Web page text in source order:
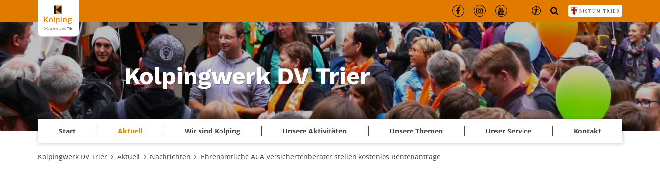
Zum Inhalt springen
Kolpingwerk DV Trier
Start Aktuell Wir sind Kolping Unsere Aktivitäten Unsere Themen Unser Service Kontakt
Kolpingwerk DV Trier Aktuell Nachrichten Ehrenamtliche ACA Versichertenberater stellen kostenlos Rentenanträge